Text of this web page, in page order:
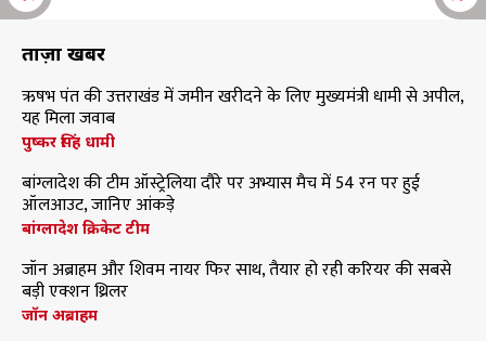
ताज़ा खबरें
ऋषभ पंत की उत्तराखंड में जमीन खरीदने के लिए मुख्यमंत्री धामी से अपील,
यह मिला जवाब
पुष्कर सिंह धामी
बांग्लादेश की टीम ऑस्ट्रेलिया दौरे पर अभ्यास मैच में 54 रन पर हुई
ऑलआउट, जानिए आंकड़े
बांग्लादेश क्रिकेट टीम
जॉन अब्राहम और शिवम नायर फिर साथ, तैयार हो रही करियर की सबसे
बड़ी एक्शन थ्रिलर
जॉन अब्राहम